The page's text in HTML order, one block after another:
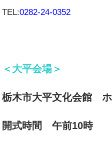
TEL:0282-24-0352
＜大平会場＞
栃木市大平文化会館
開式時間 午前10時